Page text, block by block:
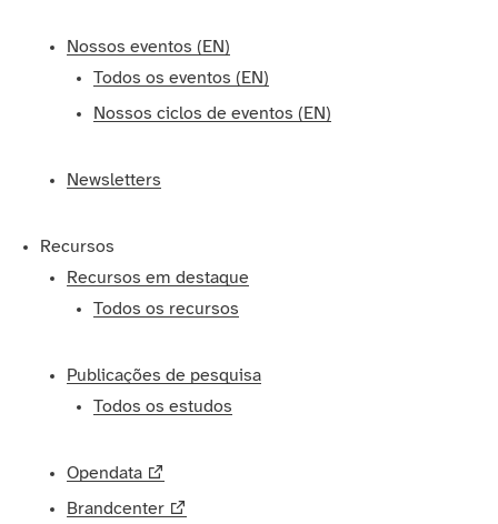
Nossos eventos (EN)
Todos os eventos (EN)
Nossos ciclos de eventos (EN)
Newsletters
Recursos
Recursos em destaque
Todos os recursos
Publicações de pesquisa
Todos os estudos
Opendata
Brandcenter